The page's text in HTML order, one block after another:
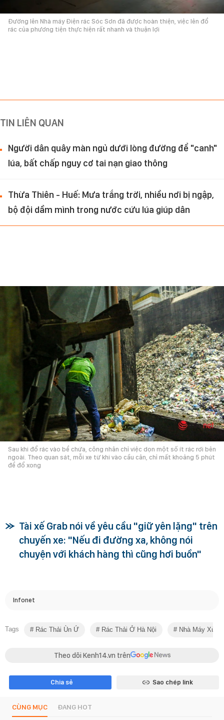
Đường lên Nhà máy Điện rác Sóc Sơn đã được hoàn thiện, việc lên đổ
rác của phương tiện thực hiện rất nhanh và thuận lợi
TIN LIÊN QUAN
Người dân quây màn ngủ dưới lòng đường để "canh"
lúa, bất chấp nguy cơ tai nạn giao thông
Thừa Thiên - Huế: Mưa trắng trời, nhiều nơi bị ngập,
bộ đội dầm mình trong nước cứu lúa giúp dân
Sau khi đổ rác vào bể chứa, công nhân chỉ việc dọn một số ít rác rơi bên
ngoài. Theo quan sát, mỗi xe từ khi vào cầu cân, chỉ mất khoảng 5 phút
để đổ xong
Tài xế Grab nói về yêu cầu "giữ yên lặng" trên
chuyến xe: "Nếu đi đường xa, không nói
chuyện với khách hàng thì cũng hơi buồn"
Infonet
Tags Rác Thải Ùn Ứ Rác Thải Ở Hà Nội Nhà Máy Xử
Theo dõi Kenh14.vn trên
Chia sẻ Sao chép link
CÙNG MỤC ĐANG HOT